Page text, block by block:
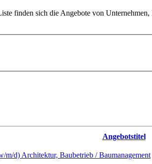
finden sich die Angebote von
Angebotstitel
m/d) Architektur, Baubetrieb / Baumanagement